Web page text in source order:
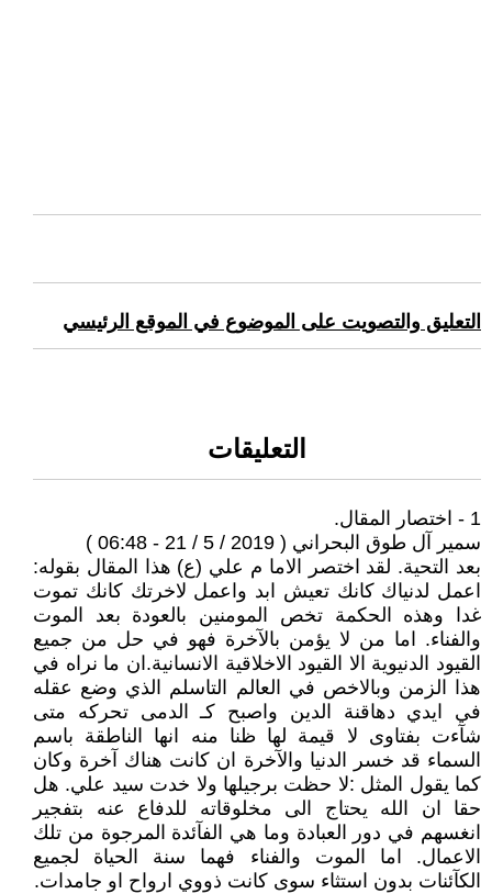
التعليق والتصويت على الموضوع في الموقع الرئيسي
التعليقات
1 - اختصار المقال.
سمير آل طوق البحراني ( 2019 / 5 / 21 - 06:48 )
بعد التحية. لقد اختصر الاما م علي (ع) هذا المقال بقوله:
اعمل لدنياك كانك تعيش ابد واعمل لاخرتك كانك تموت
غدا وهذه الحكمة تخص المومنين بالعودة بعد الموت
والفناء. اما من لا يؤمن بالآخرة فهو في حل من جميع
القيود الدنيوية الا القيود الاخلاقية الانسانية.ان ما نراه في
هذا الزمن وبالاخص في العالم التاسلم الذي وضع عقله
في ايدي دهاقنة الدين واصبح كـ الدمى تحركه متى
شآءت بفتاوى لا قيمة لها ظنا منه انها الناطقة باسم
السماء قد خسر الدنيا والآخرة ان كانت هناك آخرة وكان
كما يقول المثل :لا حظت برجيلها ولا خدت سيد علي. هل
حقا ان الله يحتاج الى مخلوقاته للدفاع عنه بتفجير
انغسهم في دور العبادة وما هي الفآئدة المرجوة من تلك
الاعمال. اما الموت والفناء فهما سنة الحياة لجميع
الكآئنات بدون استثاء سوى كانت ذووي ارواح او جامدات.